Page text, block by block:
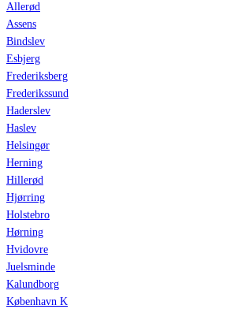
Allerød
Assens
Bindslev
Esbjerg
Frederiksberg
Frederikssund
Haderslev
Haslev
Helsingør
Herning
Hillerød
Hjørring
Holstebro
Hørning
Hvidovre
Juelsminde
Kalundborg
København K